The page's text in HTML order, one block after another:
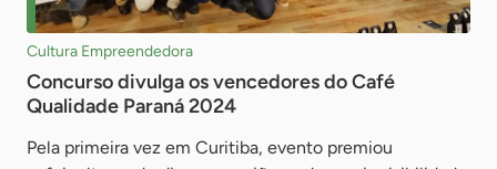
Cultura Empreendedora
Concurso divulga os vencedores do Café
Qualidade Paraná 2024
Pela primeira vez em Curitiba, evento premiou